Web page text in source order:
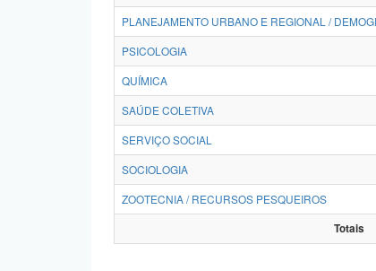
PLANEJAMENTO URBANO E REGIONAL /
PSICOLOGIA
QUÍMICA
SAÚDE COLETIVA
SERVIÇO SOCIAL
SOCIOLOGIA
ZOOTECNIA / RECURSOS PESQUEIROS
Totais